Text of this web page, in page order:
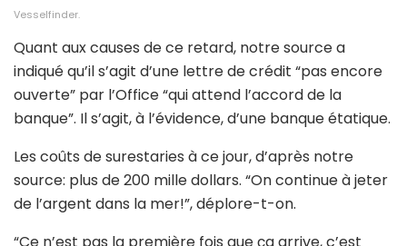
Vesselfinder.
Quant aux causes de ce retard, notre source a
indiqué qu’il s’agit d’une lettre de crédit “pas encore
ouverte” par l’Office “qui attend l’accord de la
banque”. Il s’agit, à l’évidence, d’une banque étatique.
Les coûts de surestaries à ce jour, d’après notre
source: plus de 200 mille dollars. “On continue à jeter
de l’argent dans la mer!”, déplore-t-on.